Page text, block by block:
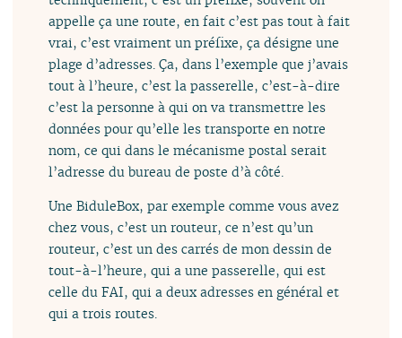
appelle ça une route, en fait c’est pas tout à fait
vrai, c’est vraiment un préfixe, ça désigne une
plage d’adresses. Ça, dans l’exemple que j’avais
tout à l’heure, c’est la passerelle, c’est-à-dire
c’est la personne à qui on va transmettre les
données pour qu’elle les transporte en notre
nom, ce qui dans le mécanisme postal serait
l’adresse du bureau de poste d’à côté.
Une BiduleBox, par exemple comme vous avez
chez vous, c’est un routeur, ce n’est qu’un
routeur, c’est un des carrés de mon dessin de
tout-à-l’heure, qui a une passerelle, qui est
celle du FAI, qui a deux adresses en général et
qui a trois routes.